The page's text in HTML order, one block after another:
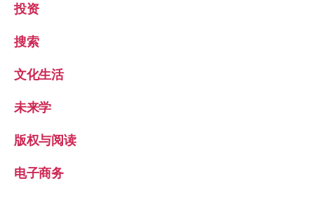
投资
搜索
文化生活
未来学
版权与阅读
电子商务